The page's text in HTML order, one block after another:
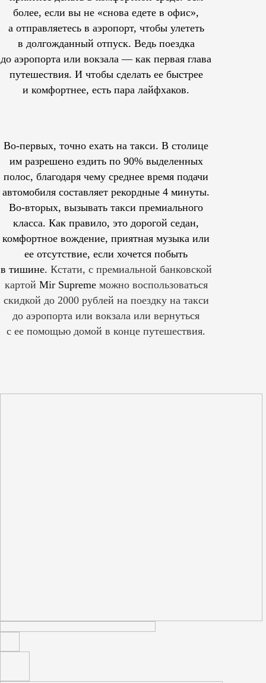
более, если вы не «снова едете в офис»,
а отправляетесь в аэропорт, чтобы улететь
в долгожданный отпуск. Ведь поездка
до аэропорта или вокзала — как первая глава
путешествия. И чтобы сделать ее быстрее
и комфортнее, есть пара лайфхаков.
Во-первых, точно ехать на такси. В столице
им разрешеноездить по 90% выделенных
полос, благодаря чему среднее время подачи
автомобиля составляет рекордные 4 минуты.
Во-вторых, вызывать такси премиального
класса. Как правило, это дорогой седан,
комфортное вождение, приятная музыка или
ее отсутствие, если хочется побыть
в тишине. Кстати, с премиальной банковской
картой Mir Supreme можно воспользоваться
скидкой до 2000 рублей на поездку на такси
до аэропорта или вокзала или вернуться
с ее помощью домой в конце путешествия.